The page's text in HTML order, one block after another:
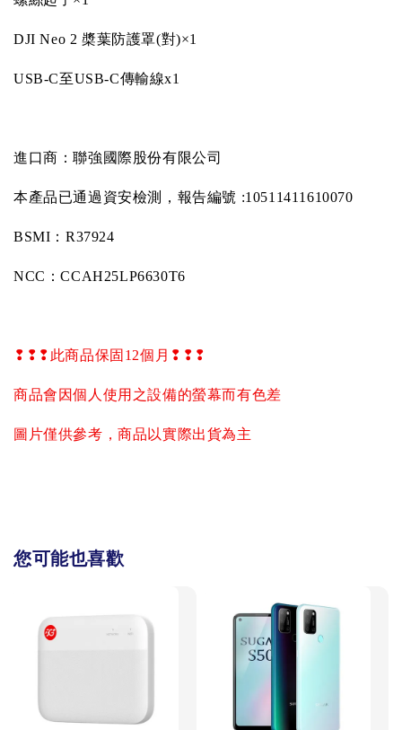
DJI Neo 2 槳葉防護罩(對)×1
USB-C至USB-C傳輸線x1
進口商：聯強國際股份有限公司
本產品已通過資安檢測，報告編號 :10511411610070
BSMI ：R37924
NCC ：CCAH25LP6630T6
❢❢❢ 此商品保固 12個月 ❢❢❢
商品會因個人使用之設備的螢幕而有色差
圖片僅供參考，商品以實際出貨為主
您可能也喜歡